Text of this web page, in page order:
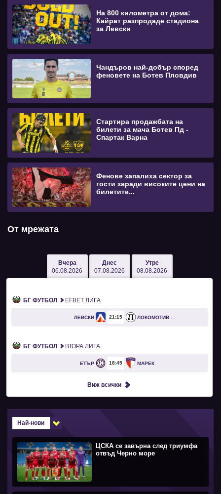
На 800 километра от дома:
Кайрат разпродаде стадиона
за Левски
Чандъров най-добър според
феновете на Ботев Пловдив
Стартира продажбата на
билети за мача Ботев Пд -
Спартак Варна
Фенове запалиха сектор за
гости заради високите цени на
билетите...
От мрежата
Вчера
06.08.2026
Днес
07.08.2026
Утре
08.08.2026
БГ ФУТБОЛ EFBET ЛИГА
ЛЕВСКИ 21 15
БГ ФУТБОЛ ВТОРА ЛИГА
ЕТЪР 18 45 МАРЕК
Виж всички
Най-нови
ЦСКА се завърна след триумфа
отвъд Черно море